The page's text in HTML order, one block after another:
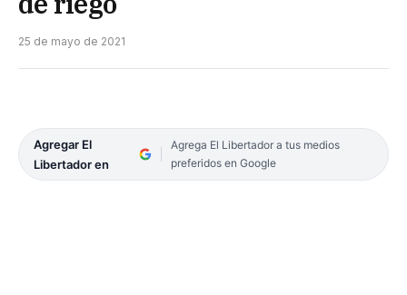
25 de mayo de 2021
Agregar El
Libertador en
Agrega El Libertador a tus medios
preferidos en Google